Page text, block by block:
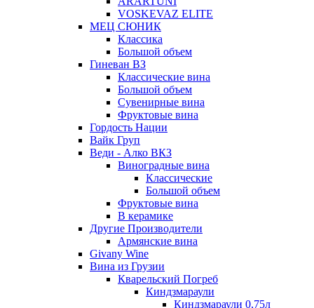
VOSKEVAZ ELITE
МЕЦ СЮНИК
Классика
Большой объем
Гиневан ВЗ
Классические вина
Большой объем
Сувенирные вина
Фруктовые вина
Гордость Нации
Вайк Груп
Веди - Алко ВКЗ
Виноградные вина
Классические
Большой объем
Фруктовые вина
В керамике
Другие Производители
Армянские вина
Givany Wine
Вина из Грузии
Кварельский Погреб
Киндзмараули
Киндзмараули 0,75л